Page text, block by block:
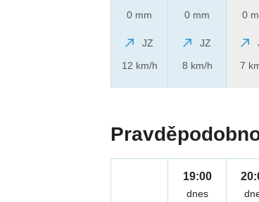
0 mm
JZ
12 km/h
0 mm
JZ
8 km/h
0
7
19:00
dnes